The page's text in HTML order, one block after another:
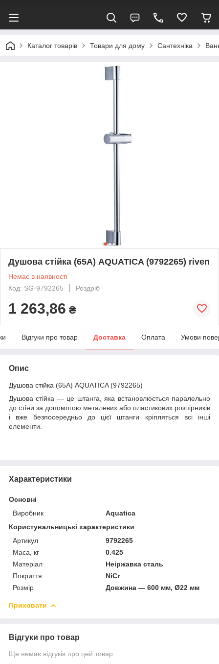
Каталог товарів Товари для дому Сантехніка
Душова стійка (65A) AQUATICA (9792265) riven
Немає в наявності
Код: SG-9792265
Роздріб
1 263,86 ₴
Відгуки про товар Доставка Оплата Умови
Опис
Душова стійка (65A) AQUATICA (9792265)
Душова стійка — це штанга, яка встановлюється паралельно
до стіни за допомогою металевих або пластикових розпірників
і вже безпосередньо до цієї штанги кріпляться всі інші
елементи.
Характеристики
Основні
Виробник
Aquatica
Користувальницькі характеристики
Артикул
9792265
Маса, кг
0.425
Матеріал
Неіржавка сталь
Покриття
NiCr
Розмір
Довжина — 600 мм, Ø22 мм
Приховати
Відгуки про товар
Ще немає відгуків про цей товар